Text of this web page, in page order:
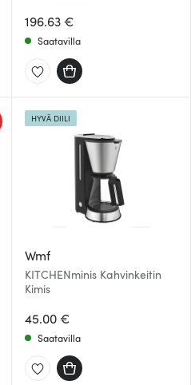
196.63 €
Saatavilla
Wmf
KITCHENminis Kahvinkeitin
Kimis
45.00 €
HYVÄ DIILI
Saatavilla